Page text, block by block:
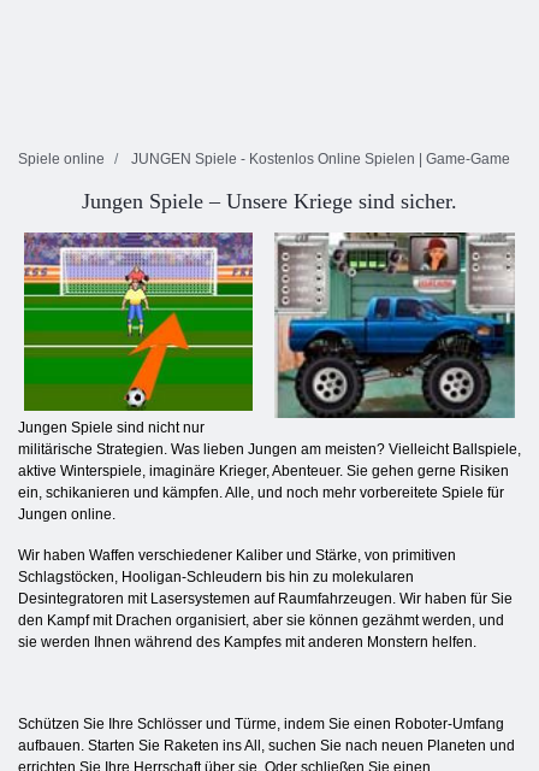
Spiele online JUNGEN Spiele - Kostenlos Online Spielen | Game-Game
Jungen Spiele – Unsere Kriege sind sicher.
Jungen Spiele sind nicht nur
militärische Strategien. Was lieben Jungen am meisten? Vielleicht Ballspiele,
aktive Winterspiele, imaginäre Krieger, Abenteuer. Sie gehen gerne Risiken
ein, schikanieren und kämpfen. Alle, und noch mehr vorbereitete Spiele für
Jungen online.
Wir haben Waffen verschiedener Kaliber und Stärke, von primitiven
Schlagstöcken, Hooligan-Schleudern bis hin zu molekularen
Desintegratoren mit Lasersystemen auf Raumfahrzeugen. Wir haben für Sie
den Kampf mit Drachen organisiert, aber sie können gezähmt werden, und
sie werden Ihnen während des Kampfes mit anderen Monstern helfen.
Schützen Sie Ihre Schlösser und Türme, indem Sie einen Roboter-Umfang
aufbauen. Starten Sie Raketen ins All, suchen Sie nach neuen Planeten und